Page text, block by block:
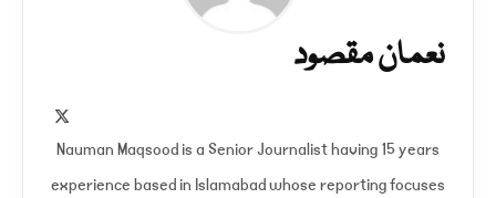
نعمان مقصود
Nauman Maqsood is a Senior Journalist having 15 years
experience based in Islamabad whose reporting focuses